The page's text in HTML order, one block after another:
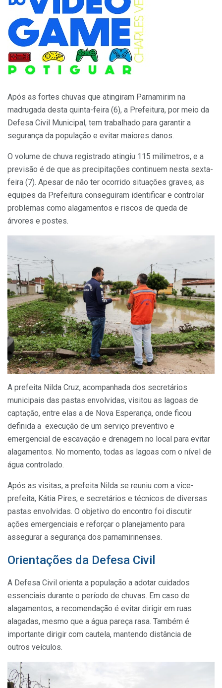
Após as fortes chuvas que atingiram Parnamirim na
madrugada desta quinta-feira (6), a Prefeitura, por meio da
Defesa Civil Municipal, tem trabalhado para garantir a
segurança da população e evitar maiores danos.
O volume de chuva registrado atingiu 115 milímetros, e a
previsão é de que as precipitações continuem nesta sexta-
feira (7). Apesar de não ter ocorrido situações graves, as
equipes da Prefeitura conseguiram identificar e controlar
problemas como alagamentos e riscos de queda de
árvores e postes.
A prefeita Nilda Cruz, acompanhada dos secretários
municipais das pastas envolvidas, visitou as lagoas de
captação, entre elas a de Nova Esperança, onde ficou
definida a execução de um serviço preventivo e
emergencial de escavação e drenagem no local para evitar
alagamentos. No momento, todas as lagoas com o nível de
água controlado.
Após as visitas, a prefeita Nilda se reuniu com a vice-
prefeita, Kátia Pires, e secretários e técnicos de diversas
pastas envolvidas. O objetivo do encontro foi discutir
ações emergenciais e reforçar o planejamento para
assegurar a segurança dos parnamirinenses.
Orientações da Defesa Civil
A Defesa Civil orienta a população a adotar cuidados
essenciais durante o período de chuvas. Em caso de
alagamentos, a recomendação é evitar dirigir em ruas
alagadas, mesmo que a água pareça rasa. Também é
importante dirigir com cautela, mantendo distância de
outros veículos.